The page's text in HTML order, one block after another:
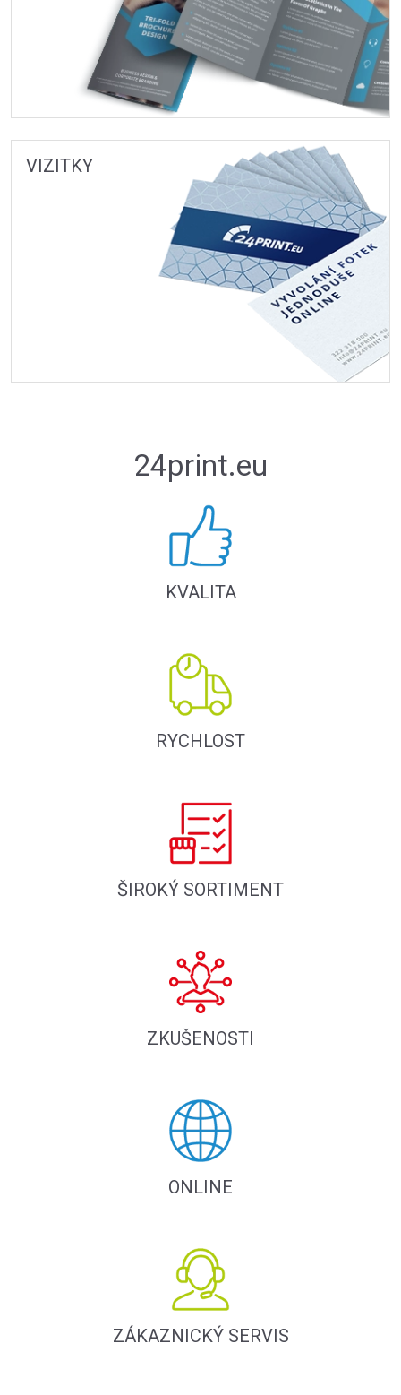
VIZITKY
24print.eu
KVALITA
RYCHLOST
ŠIROKÝ SORTIMENT
ZKUŠENOSTI
ONLINE
ZÁKAZNICKÝ SERVIS